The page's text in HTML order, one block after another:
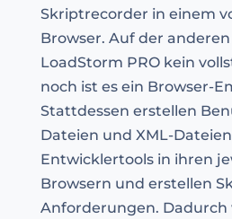
Skriptrecorder in einem
Browser. Auf der anderen
LoadStorm PRO kein
noch ist es ein Browser-
Stattdessen erstellen
Dateien und XML-
Entwicklertools in ihren
Browsern und erstellen
Anforderungen. Dadurch